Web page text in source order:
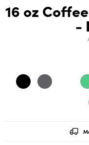
16 oz
-